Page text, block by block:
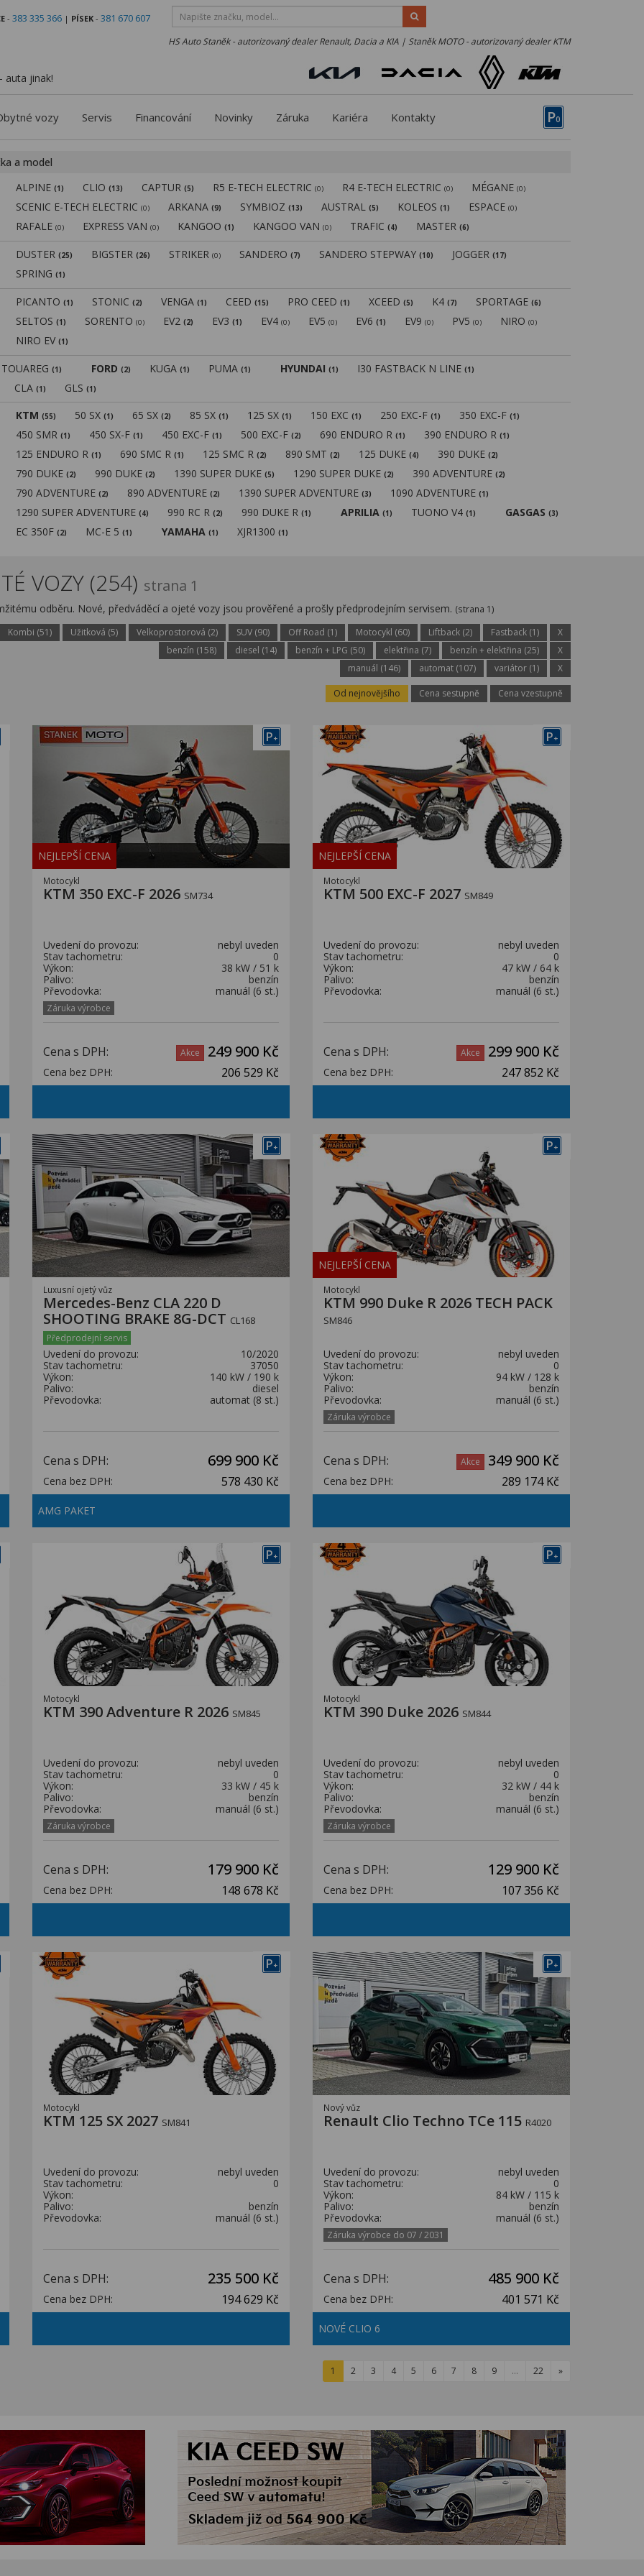
- 383 335 366 | PÍSEK - 381 670 607
HS Auto Staněk - autorizovaný dealer Renault, Dacia a KIA | Staněk MOTO - autorizovaný dealer KTM
auta jinak!
P0
vozy Servis Financování Novinky Záruka Kariéra Kontakty
a model
ALPINE(1) CLIO(13) CAPTUR(5) R5 E-TECH ELECTRIC(0) R4 E-TECH ELECTRIC(0) MÉGANE(0)
SCENIC E-TECH ELECTRIC(0) ARKANA(9) SYMBIOZ(13) AUSTRAL(5) KOLEOS(1) ESPACE(0)
RAFALE(0) EXPRESS VAN(0) KANGOO(1) KANGOO VAN(0) TRAFIC(4) MASTER(6)
DUSTER(25) BIGSTER(26) STRIKER(0) SANDERO(7) SANDERO STEPWAY(10) JOGGER(17)
SPRING(1)
PICANTO(1) STONIC(2) VENGA(1) CEED(15) PRO CEED(1) XCEED(5) K4(7) SPORTAGE(6)
SELTOS(1) SORENTO(0) EV2(2) EV3(1) EV4(0) EV5(0) EV6(1) EV9(0) PV5(0) NIRO(0)
NIRO EV(1)
TOUAREG (1) FORD (2) KUGA (1) PUMA (1) HYUNDAI (1) I30 FASTBACK N LINE (1)
CLA (1) GLS (1)
KTM (55) 50 SX(1) 65 SX(2) 85 SX(1) 125 SX(1) 150 EXC(1) 250 EXC-F(1) 350 EXC-F(1)
450 SMR(1) 450 SX-F(1) 450 EXC-F(1) 500 EXC-F(2) 690 ENDURO R(1) 390 ENDURO R(1)
125 ENDURO R(1) 690 SMC R(1) 125 SMC R(2) 890 SMT(2) 125 DUKE(4) 390 DUKE(2)
790 DUKE(2) 990 DUKE(2) 1390 SUPER DUKE(5) 1290 SUPER DUKE(2) 390 ADVENTURE(2)
790 ADVENTURE(2) 890 ADVENTURE(2) 1390 SUPER ADVENTURE(3) 1090 ADVENTURE(1)
1290 SUPER ADVENTURE(4) 990 RC R(2) 990 DUKE R(1) APRILIA (1) TUONO V4(1) GASGAS (3)
EC 350F(2) MC-E 5(1) YAMAHA (1) XJR1300(1)
VOZY (254) strana 1
odběru. Nové, předváděcí a ojeté vozy jsou prověřené a prošly předprodejním servisem. (strana 1)
Kombi (51) Užitková (5) Velkoprostorová (2) SUV (90) Off Road (1) Motocykl (60) Liftback (2) Fastback (1)
X
benzín (158)
diesel (14) benzín + LPG (50) elektřina (7) benzín + elektřina (25)
X
manuál (146)
automat (107) variátor (1) X
Od nejnovějšího Cena sestupně Cena vzestupně
P+
NEJLEPŠÍ CENA
Motocykl
KTM 350 EXC-F 2026 SM734
Uvedení do provozu:
nebyl uveden
Stav tachometru:
0
Výkon:
38 kW / 51 k
Palivo:
benzín
Převodovka:
manuál (6 st.)
Záruka výrobce
Cena s DPH: Akce 249 900 Kč
Cena bez DPH: 206 529 Kč
P+
NEJLEPŠÍ CENA
Motocykl
KTM 500 EXC-F 2027 SM849
Uvedení do provozu:
nebyl uveden
Stav tachometru:
0
Výkon:
47 kW / 64 k
Palivo:
benzín
Převodovka:
manuál (6 st.)
Cena s DPH: Akce 299 900 Kč
Cena bez DPH: 247 852 Kč
P+
Luxusní ojetý vůz
Mercedes-Benz CLA 220 D
SHOOTING BRAKE 8G-DCT CL168
Předprodejní servis
Uvedení do provozu:
10/2020
Stav tachometru:
37050
Výkon:
140 kW / 190 k
Palivo:
diesel
Převodovka:
automat (8 st.)
Cena s DPH: 699 900 Kč
Cena bez DPH: 578 430 Kč
AMG PAKET
P+
NEJLEPŠÍ CENA
Motocykl
KTM 990 Duke R 2026 TECH PACK
SM846
Uvedení do provozu:
nebyl uveden
Stav tachometru:
0
Výkon:
94 kW / 128 k
Palivo:
benzín
Převodovka:
manuál (6 st.)
Záruka výrobce
Cena s DPH: Akce 349 900 Kč
Cena bez DPH: 289 174 Kč
P+
Motocykl
KTM 390 Adventure R 2026 SM845
Uvedení do provozu:
nebyl uveden
Stav tachometru:
0
Výkon:
33 kW / 45 k
Palivo:
benzín
Převodovka:
manuál (6 st.)
Záruka výrobce
Cena s DPH: 179 900 Kč
Cena bez DPH: 148 678 Kč
P+
Motocykl
KTM 390 Duke 2026 SM844
Uvedení do provozu:
nebyl uveden
Stav tachometru:
0
Výkon:
32 kW / 44 k
Palivo:
benzín
Převodovka:
manuál (6 st.)
Záruka výrobce
Cena s DPH: 129 900 Kč
Cena bez DPH: 107 356 Kč
P+
Motocykl
KTM 125 SX 2027 SM841
Uvedení do provozu:
nebyl uveden
Stav tachometru:
0
Výkon:
Palivo:
benzín
Převodovka:
manuál (6 st.)
Cena s DPH: 235 500 Kč
Cena bez DPH: 194 629 Kč
P+
Nový vůz
Renault Clio Techno TCe 115 R4020
Uvedení do provozu:
nebyl uveden
Stav tachometru:
0
Výkon:
84 kW / 115 k
Palivo:
benzín
Převodovka:
manuál (6 st.)
Záruka výrobce do 07 / 2031
Cena s DPH: 485 900 Kč
Cena bez DPH: 401 571 Kč
NOVÉ CLIO 6
1 2 3 4 5 6 7 8 9 … 22 »